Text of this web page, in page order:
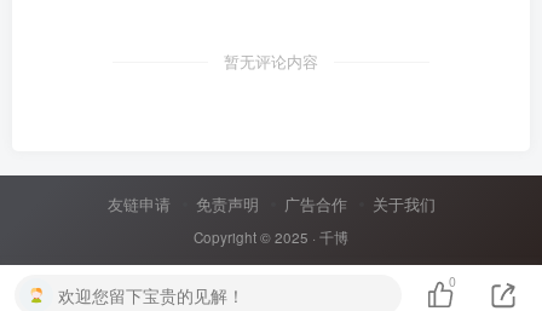
暂无评论内容
友链申请 免责声明 广告合作 关于我们
Copyright © 2025 · 千博
欢迎您留下宝贵的见解！
0